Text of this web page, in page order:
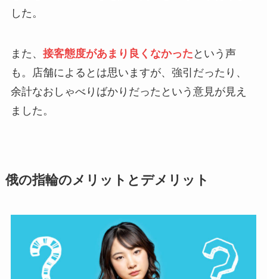
した。
また、 接客態度があまり良くなかった という声
も。店舗によるとは思いますが、強引だったり、
余計なおしゃべりばかりだったという意見が見え
ました。
俄の指輪のメリットとデメリット